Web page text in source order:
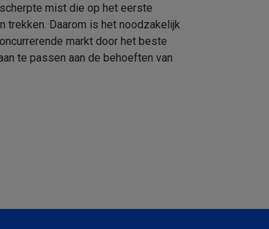
mist die op het eerste
trekken. Daarom is het noodzakelijk
markt door het beste
te passen aan de behoeften van